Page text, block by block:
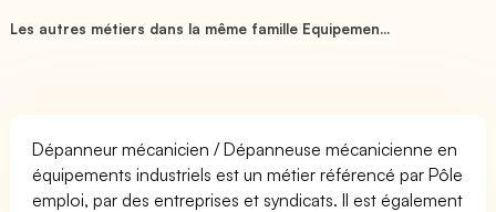
Les autres métiers dans la même famille Equipemen...
Dépanneur mécanicien / Dépanneuse mécanicienne en
équipements industriels est un métier référencé par Pôle
emploi, par des entreprises et syndicats. Il est également